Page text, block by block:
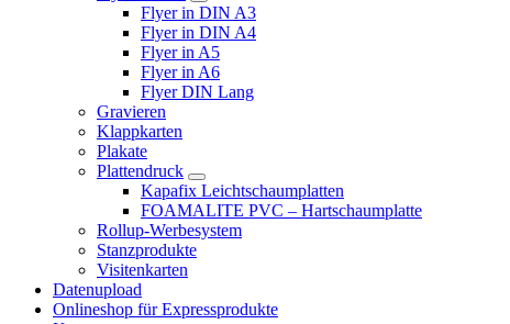
Flyer in DIN A3
Flyer in DIN A4
Flyer in A5
Flyer in A6
Flyer DIN Lang
Gravieren
Klappkarten
Plakate
Plattendruck
Kapafix Leichtschaumplatten
FOAMALITE PVC – Hartschaumplatte
Rollup-Werbesystem
Stanzprodukte
Visitenkarten
Datenupload
Onlineshop für Expressprodukte